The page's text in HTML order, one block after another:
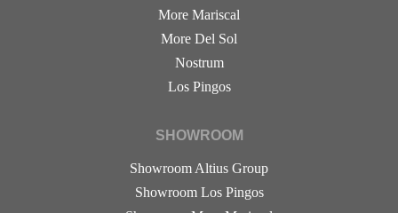
More Mariscal
More Del Sol
Nostrum
Los Pingos
SHOWROOM
Showroom Altius Group
Showroom Los Pingos